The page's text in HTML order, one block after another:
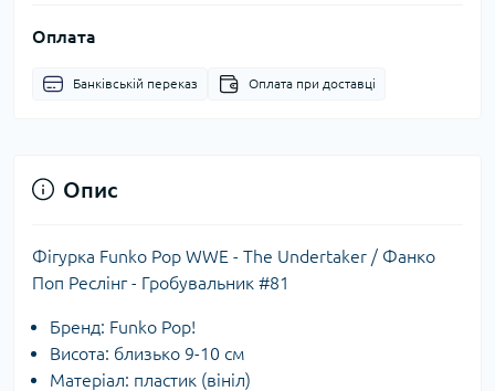
Оплата
Банківській переказ Оплата при доставці
Опис
Фігурка Funko Pop WWE - The Undertaker / Фанко
Поп Реслінг - Гробувальник #81
Бренд: Funko Pop!
Висота: близько 9-10 см
Матеріал: пластик (вініл)